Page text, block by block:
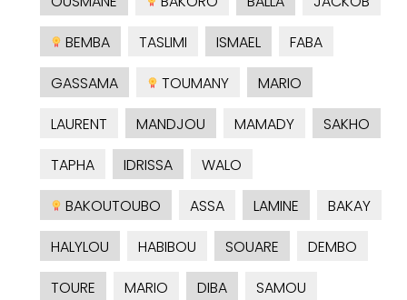
BEMBA
TASLIMI ISMAEL
FABA
GASSAMA
TOUMANY
MARIO
LAURENT
MANDJOU MAMADY
SAKHO
TAPHA
IDRISSA
WALO
BAKOUTOUBO
ASSA LAMINE
BAKAY
HALYLOU
HABIBOU SOUARE
DEMBO
TOURE
MARIO DIBA
SAMOU